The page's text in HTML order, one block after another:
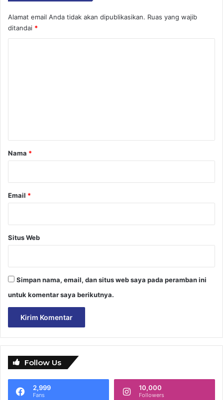
Alamat email Anda tidak akan dipublikasikan. Ruas yang wajib
ditandai *
r
Nama *
Email *
Situs Web
Simpan nama, email, dan situs web saya pada peramban ini
untuk komentar saya berikutnya.
Follow Us
2,999
Fans
10,000
Followers